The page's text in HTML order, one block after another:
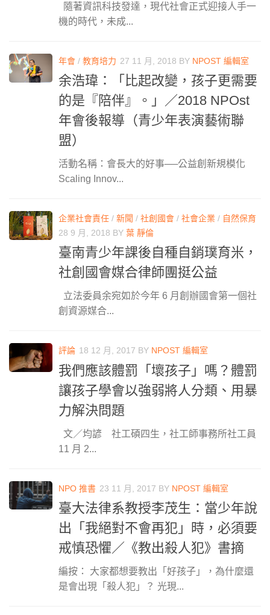
隨著資訊科技發達，現代社會正式迎接人手一
機的時代，未成...
年會 / 教育培力 27 11 月, 2018 BY NPOST 編輯室
余浩瑋：「比起改變，孩子更需要
的是『陪伴』。」／2018 NPOst
年會後報導（青少年表演藝術聯
盟）
活動名稱：會長大的好事──公益創新規模化
Scaling Innov...
企業社會責任 / 新聞 / 社創國會 / 社會企業 / 自然保育
28 9 月, 2018 BY 葉 靜倫
臺南青少年課後自種自銷璞育米，
社創國會媒合律師團挺公益
立法委員余宛如於今年 6 月創辦國會第一個社
創資源媒合...
評論 18 12 月, 2017 BY NPOST 編輯室
我們應該體罰「壞孩子」嗎？體罰
讓孩子學會以強弱將人分類、用暴
力解決問題
文／均諺 社工碩四生，社工師事務所社工員
11 月 2...
NPO 推書 23 11 月, 2017 BY NPOST 編輯室
臺大法律系教授李茂生：當少年說
出「我絕對不會再犯」時，必須要
戒慎恐懼／《教出殺人犯》書摘
編按： 大家都想要教出「好孩子」，為什麼還
是會出現「殺人犯」？ 光現...